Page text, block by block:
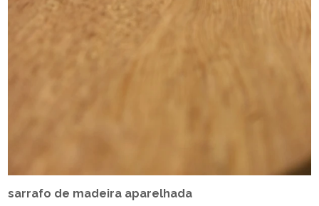
sarrafo de madeira aparelhada